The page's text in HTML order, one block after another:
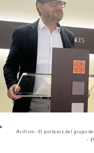
Archivo - El portavoz del grupo
-